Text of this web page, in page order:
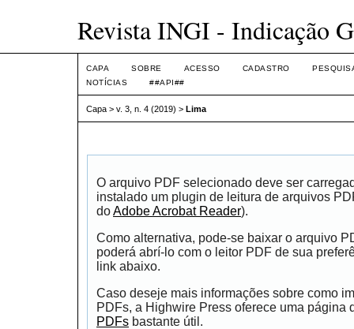
Revista INGI - Indicação
CAPA SOBRE ACESSO CADASTRO
NOTÍCIAS
##API##
Capa > v. 3, n. 4 (2019) > Lima
O arquivo PDF selecionado deve ser
instalado um plugin de leitura de arquivos
doAdobe Acrobat Reader).
Como alternativa, pode-se baixar o arquivo
poderá abrí-lo com o leitor PDF de sua
link abaixo.
Caso deseje mais informações sobre como
PDFs, a Highwire Press oferece uma página
PDFs bastante útil.